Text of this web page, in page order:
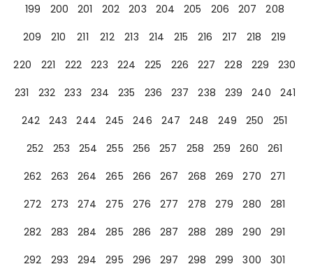
199
200 201 202 203 204 205 206 207
208
209
210 211 212 213 214 215 216 217 218
219
220
221 222 223 224 225 226 227 228 229
230
231
232 233 234 235 236 237 238 239 240
241
242
243 244 245 246 247 248 249 250
251
252
253 254 255 256 257 258 259 260
261
262
263 264 265 266 267 268 269 270
271
272
273 274 275 276 277 278 279 280
281
282
283 284 285 286 287 288 289 290
291
292
293 294 295 296 297 298 299 300 301